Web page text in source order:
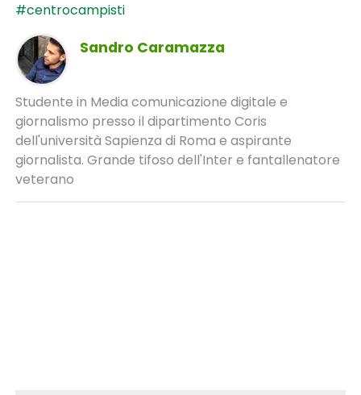
#centrocampisti
Sandro Caramazza
Studente in Media comunicazione digitale e
giornalismo presso il dipartimento Coris
dell'università Sapienza di Roma e aspirante
giornalista. Grande tifoso dell'Inter e fantallenatore
veterano